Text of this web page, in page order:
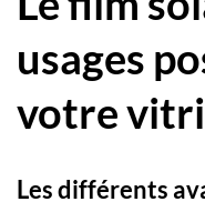
usages
votre
Les différents